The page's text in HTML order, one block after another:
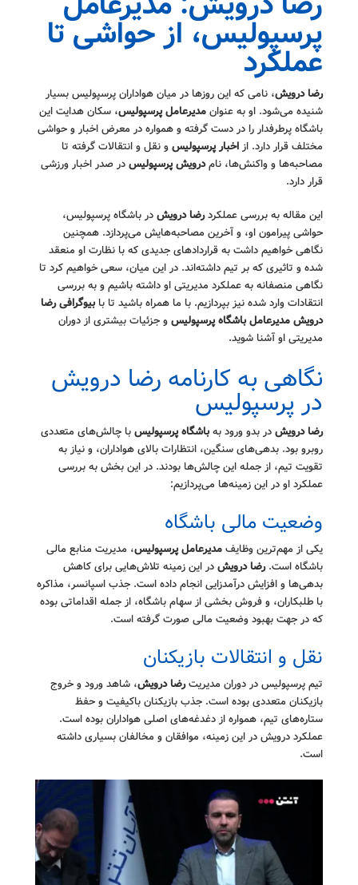
پرسپولیس، از حواشی تا
عملکرد
رضا درویش، نامی که این روزها در میان هواداران پرسپولیس بسیار
شنیده می‌شود. او به عنوانمدیرعامل پرسپولیس، سکان هدایت این
باشگاه پرطرفدار را در دست گرفته و همواره در معرض اخبار و حواشی
مختلف قرار دارد. ازاخبار پرسپولیسو نقل و انتقالات گرفته تا
مصاحبه‌ها و واکنش‌ها، نامدرویش پرسپولیسدر صدر اخبار ورزشی
قرار دارد.
این مقاله به بررسی عملکردرضا درویشدر باشگاه پرسپولیس،
حواشی پیرامون او، و آخرین مصاحبه‌هایش می‌پردازد. همچنین
نگاهی خواهیم داشت به قراردادهای جدیدی که با نظارت او منعقد
شده و تاثیری که بر تیم داشته‌اند. در این میان، سعی خواهیم کرد تا
نگاهی منصفانه به عملکرد مدیریتی او داشته باشیم و به بررسی
انتقادات وارد شده نیز بپردازیم. با ما همراه باشید تا بابیوگرافی رضا
درویش مدیرعامل باشگاه پرسپولیسو جزئیات بیشتری از دوران
مدیریتی او آشنا شوید.
نگاهی به کارنامه رضا درویش
در پرسپولیس
رضا درویشدر بدو ورود بهباشگاه پرسپولیسبا چالش‌های متعددی
روبرو بود. بدهی‌های سنگین، انتظارات بالای هواداران، و نیاز به
تقویت تیم، از جمله این چالش‌ها بودند. در این بخش به بررسی
عملکرد او در این زمینه‌ها می‌پردازیم:
وضعیت مالی باشگاه
یکی از مهم‌ترین وظایفمدیرعامل پرسپولیس، مدیریت منابع مالی
باشگاه است.رضا درویشدر این زمینه تلاش‌هایی برای کاهش
بدهی‌ها و افزایش درآمدزایی انجام داده است. جذب اسپانسر، مذاکره
با طلبکاران، و فروش بخشی از سهام باشگاه، از جمله اقداماتی بوده
که در جهت بهبود وضعیت مالی صورت گرفته است.
نقل و انتقالات بازیکنان
تیم پرسپولیس در دوران مدیریترضا درویش، شاهد ورود و خروج
بازیکنان متعددی بوده است. جذب بازیکنان باکیفیت و حفظ
ستاره‌های تیم، همواره از دغدغه‌های اصلی هواداران بوده است.
عملکرد درویش در این زمینه، موافقان و مخالفان بسیاری داشته
است.